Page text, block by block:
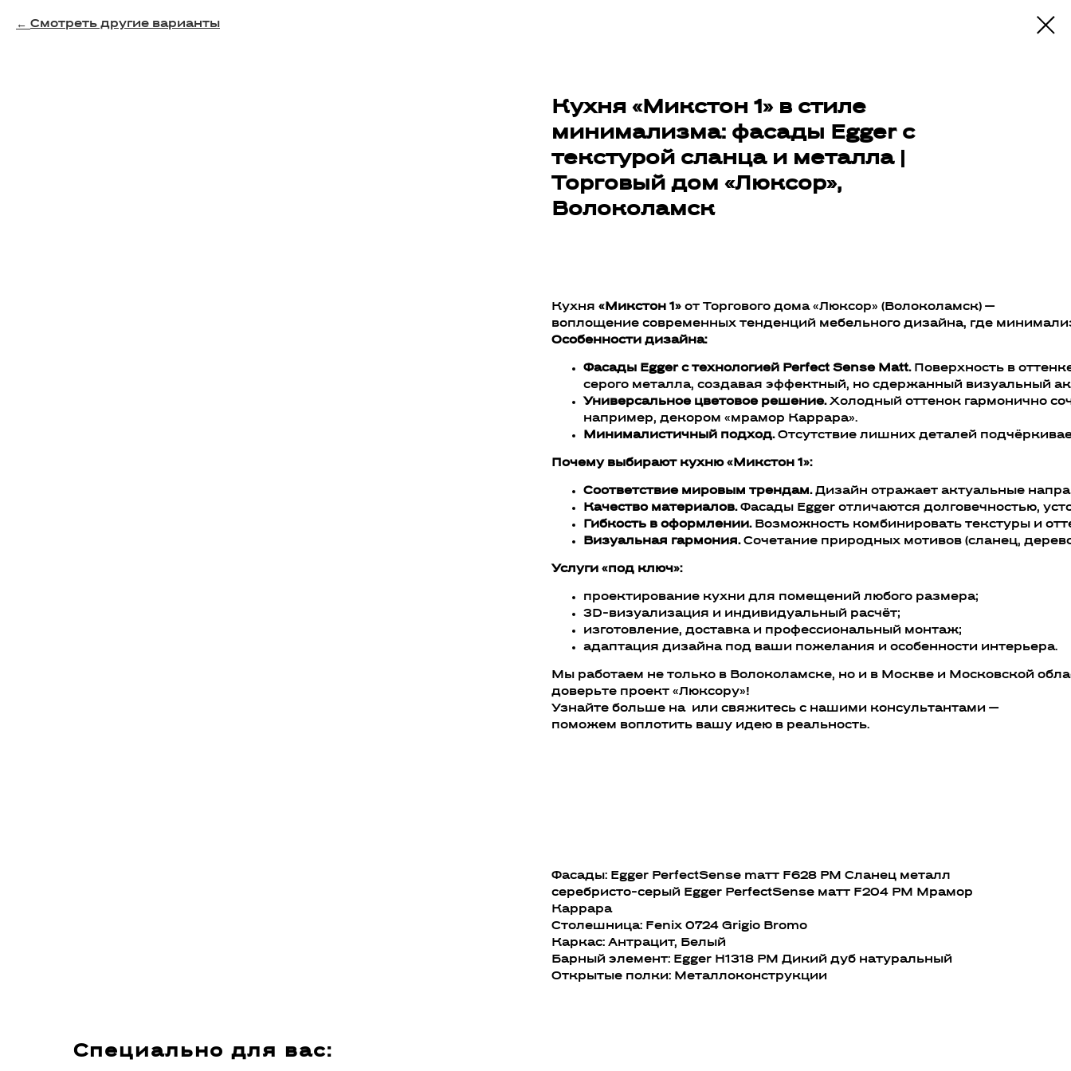
Смотреть другие варианты
Кухня «Микстон 1» в стиле
минимализма: фасады Egger с
текстурой сланца и металла |
Торговый дом «Люксор»,
Волоколамск
Кухня «Микстон 1» от Торгового дома «Люксор» (Волоколамск) —
воплощение современных тенденций мебельного дизайна, где
Особенности дизайна:
Фасады Egger с технологией Perfect Sense Matt.Поверхность в
серого металла, создавая эффектный, но сдержанный визуальный
Универсальное цветовое решение.Холодный оттенок гармонично
например, декором «мрамор Каррара».
Минималистичный подход.Отсутствие лишних деталей
Почему выбирают кухню «Микстон 1»:
Соответствие мировым трендам.Дизайн отражает актуальные
Качество материалов.Фасады Egger отличаются долговечностью,
Гибкость в оформлении.Возможность комбинировать текстуры и
Визуальная гармония.Сочетание природных мотивов (сланец,
Услуги «под ключ»:
проектирование кухни для помещений любого размера;
3D-визуализация и индивидуальный расчёт;
изготовление, доставка и профессиональный монтаж;
адаптация дизайна под ваши пожелания и особенности интерьера.
Мы работаем не только в Волоколамске, но и в Москве и Московской
доверьте проект «Люксору»!
Узнайте больше на или свяжитесь с нашими консультантами —
поможем воплотить вашу идею в реальность.
Фасады: Egger PerfectSense mатт F628 PM Сланец металл
серебристо-серый Egger PerfectSense матт F204 PM Мрамор
Каррара
Столешница: Fenix 0724 Grigio Bromo
Каркас: Антрацит, Белый
Барный элемент: Egger H1318 PM Дикий дуб натуральный
Открытые полки: Металлоконструкции
Специально для вас: